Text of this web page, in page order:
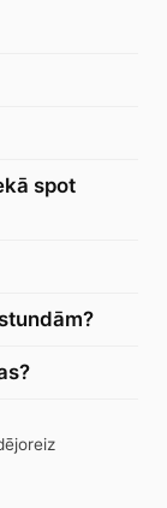
spot